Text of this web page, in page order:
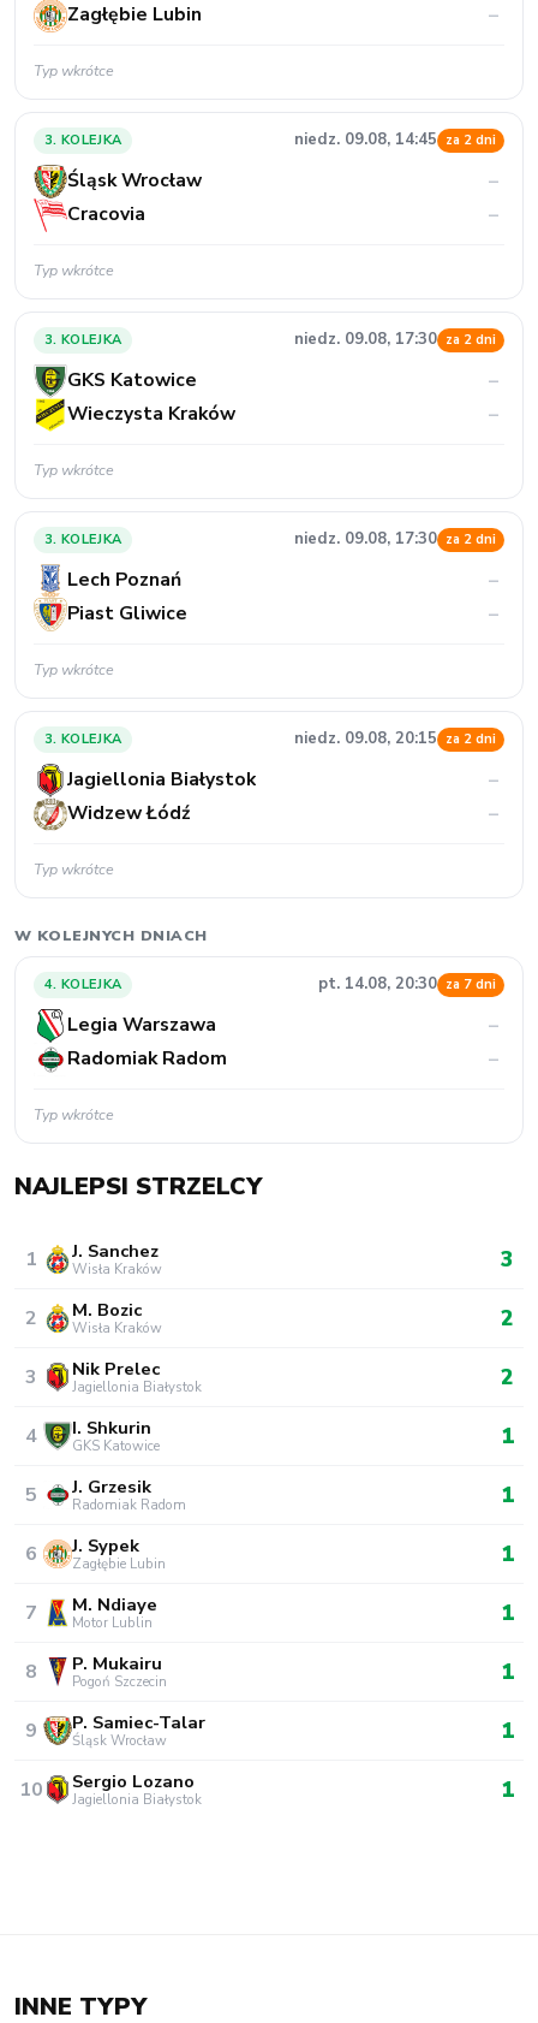
Zagłębie Lubin
–
Typ wkrótce
3. KOLEJKA niedz. 09.08, 14:45 za 2 dni
Śląsk Wrocław
–
Cracovia
–
Typ wkrótce
3. KOLEJKA niedz. 09.08, 17:30 za 2 dni
GKS Katowice
–
Wieczysta Kraków
–
Typ wkrótce
3. KOLEJKA niedz. 09.08, 17:30 za 2 dni
Lech Poznań
–
Piast Gliwice
–
Typ wkrótce
3. KOLEJKA niedz. 09.08, 20:15 za 2 dni
Jagiellonia Białystok
–
Widzew Łódź
–
Typ wkrótce
W KOLEJNYCH DNIACH
4. KOLEJKA pt. 14.08, 20:30 za 7 dni
Legia Warszawa
–
Radomiak Radom
–
Typ wkrótce
NAJLEPSI STRZELCY
1 J. Sanchez
Wisła Kraków 3
2 M. Bozic
Wisła Kraków 2
3 Nik Prelec
Jagiellonia Białystok 2
4 I. Shkurin
GKS Katowice 1
5 J. Grzesik
Radomiak Radom 1
6 J. Sypek
Zagłębie Lubin 1
7 M. Ndiaye
Motor Lublin 1
8 P. Mukairu
Pogoń Szczecin 1
9 P. Samiec-Talar
Śląsk Wrocław 1
10 Sergio Lozano
Jagiellonia Białystok 1
INNE TYPY